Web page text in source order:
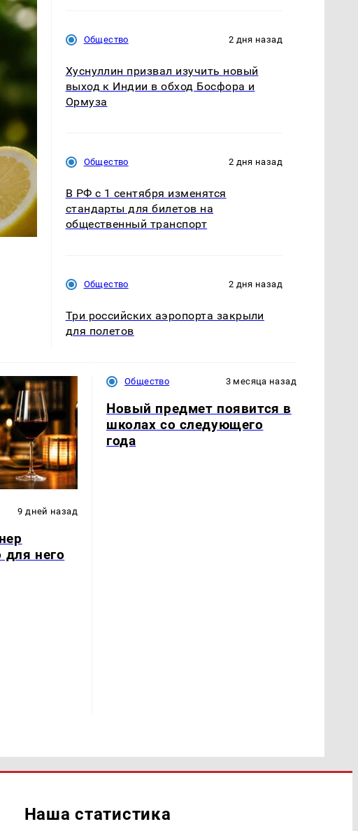
Общество 2 дня назад
Хуснуллин призвал изучить новый
выход к Индии в обход Босфора и
Ормуза
Общество 2 дня назад
В РФ с 1 сентября изменятся
стандарты для билетов на
общественный транспорт
Общество 2 дня назад
Три российских аэропорта закрыли
для полетов
9 дней назад
для него
Общество 3 месяца назад
Новый предмет появится в
школах со следующего
года
Наша статистика